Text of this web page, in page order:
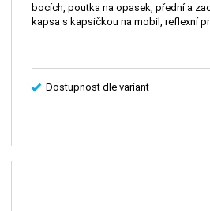
bocích, poutka na opasek, přední a
kapsa s kapsičkou na mobil, reflexní
Dostupnost dle variant